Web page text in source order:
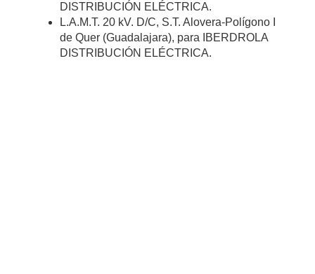
DISTRIBUCIÓN ELÉCTRICA.
L.A.M.T. 20 kV. D/C, S.T. Alovera-Polígono I
de Quer (Guadalajara), para IBERDROLA
DISTRIBUCIÓN ELÉCTRICA.